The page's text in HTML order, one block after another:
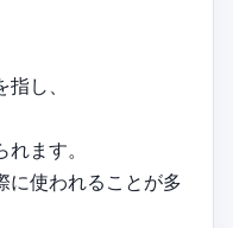
し、
ます。
に使われることが多